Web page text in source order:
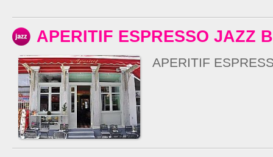
APERITIF ESPRESSO JAZZ
APERITIF